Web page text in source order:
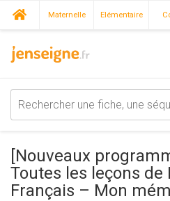
Maternelle Elémentaire
[Nouveaux
Toutes les leçons de
Français – Mon